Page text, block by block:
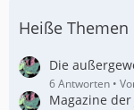
Heiße Themen
Die
6 Antworten
Magazine